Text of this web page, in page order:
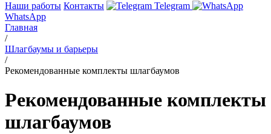
Наши работы Контакты
Telegram
WhatsApp
Главная
/
Шлагбаумы и барьеры
/
Рекомендованные комплекты шлагбаумов
Рекомендованные комплекты
шлагбаумов